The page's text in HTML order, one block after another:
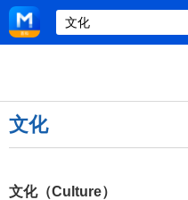
文化
文化（Culture）